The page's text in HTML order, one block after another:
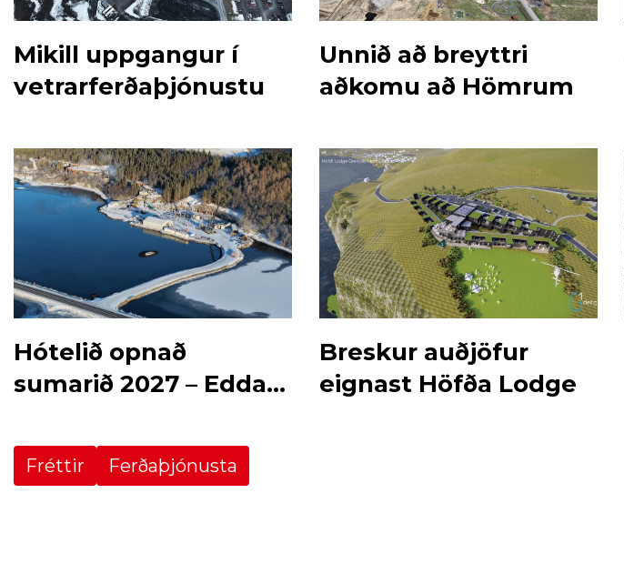
Mikill uppgangur í
vetrarferðaþjónustu
Unnið að breyttri
aðkomu að Hömrum
Hótelið opnað
sumarið 2027 – Edda
Breskur auðjöfur
eignast Höfða Lodge
Fréttir Ferðaþjónusta